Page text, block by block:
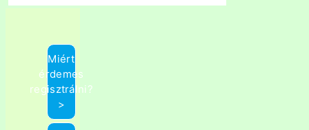
Miért
érdemes
regisztrálni?
>